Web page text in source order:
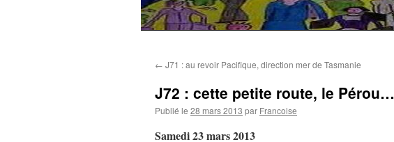
← J71 : au revoir Pacifique, direction mer de Tasmanie
J72 : cette petite route, le Pérou…
Publié le 28 mars 2013 par Francoise
Samedi 23 mars 2013